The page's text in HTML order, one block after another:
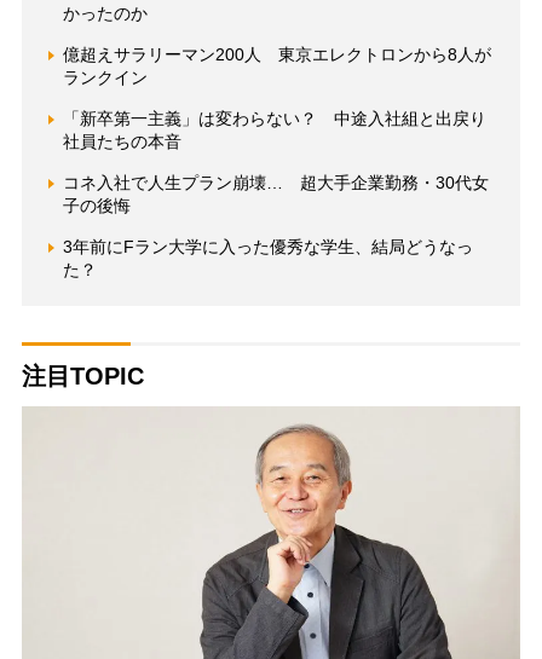
かったのか
億超えサラリーマン200人 東京エレクトロンから8人が
ランクイン
「新卒第一主義」は変わらない？ 中途入社組と出戻り
社員たちの本音
コネ入社で人生プラン崩壊… 超大手企業勤務・30代女
子の後悔
3年前にFラン大学に入った優秀な学生、結局どうなっ
た？
注目TOPIC